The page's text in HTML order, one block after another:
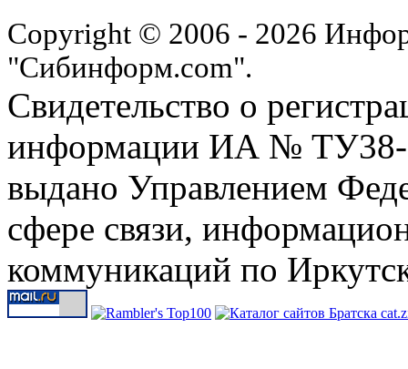
Copyright © 2006 - 2026
"Сибинформ.com".
Свидетельство о
информации ИА № ТУ38-
выдано Управлением
сфере связи,
коммуникаций по